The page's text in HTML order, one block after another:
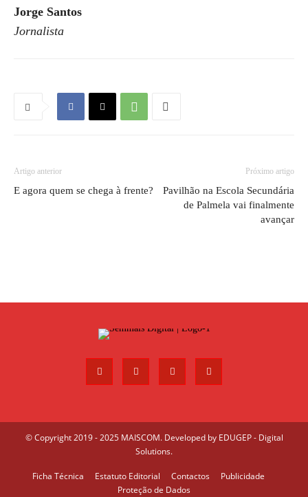
Jorge Santos
Jornalista
Artigo anterior
E agora quem se chega à frente?
Próximo artigo
Pavilhão na Escola Secundária
de Palmela vai finalmente
avançar
© Copyright 2019 - 2025 MAISCOM. Developed by EDUGEP - Digital
Solutions.
Ficha Técnica Estatuto Editorial Contactos
Publicidade
Proteção de Dados